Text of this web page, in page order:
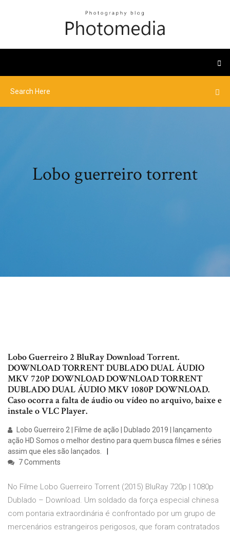
Lobo guerreiro torrent
Lobo Guerreiro 2 BluRay Download Torrent.
DOWNLOAD TORRENT DUBLADO DUAL ÁUDIO
MKV 720P DOWNLOAD DOWNLOAD TORRENT
DUBLADO DUAL ÁUDIO MKV 1080P DOWNLOAD.
Caso ocorra a falta de áudio ou vídeo no arquivo, baixe e
instale o VLC Player.
Lobo Guerreiro 2 | Filme de ação | Dublado 2019 | lançamento
ação HD Somos o melhor destino para quem busca filmes e séries
assim que eles são lançados.
7 Comments
No Filme Lobo Guerreiro Torrent (2015) BluRay 720p | 1080p
Dublado – Download. Um soldado da força especial chinesa
com pontaria extraordinária é confrontado por um grupo de
mercenários estrangeiros perigosos, que foram contratados